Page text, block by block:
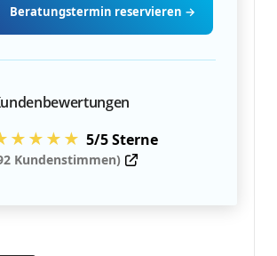
Beratungstermin reservieren →
5/5 Sterne
Kundenstimmen)